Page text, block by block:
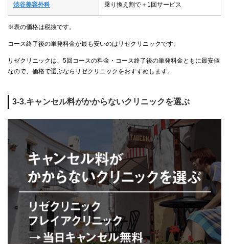
渋谷美容外科 乗り換え割で＋1回サービス
※表の価格は税抜です。
コース終了後の単発料金が最も安いのはリゼクリニックです。
リゼクリニックは、5回コースの料金・コース終了後の単発料金ともに最安値
なので、価格で選ぶならリゼクリニックをおすすめします。
3-3.キャンセル料がかからないクリニックを選ぶ